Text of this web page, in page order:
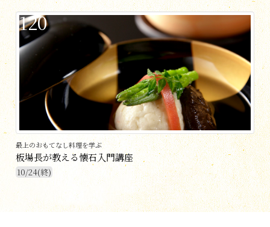
120
最上のおもてなし料理を学ぶ
板場長が教える懐石入門講座
10/24(終)